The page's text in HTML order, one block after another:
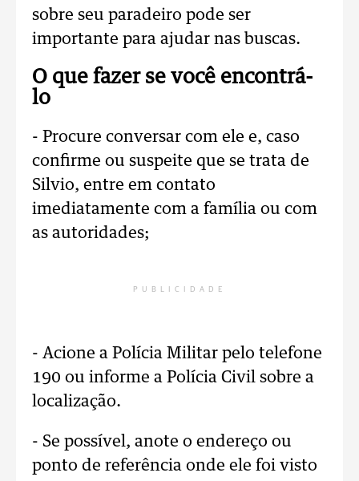
sobre seu paradeiro pode ser
importante para ajudar nas buscas.
O que fazer se você encontrá-
lo
- Procure conversar com ele e, caso
confirme ou suspeite que se trata de
Silvio, entre em contato
imediatamente com a família ou com
as autoridades;
PUBLICIDADE
- Acione a Polícia Militar pelo telefone
190 ou informe a Polícia Civil sobre a
localização.
- Se possível, anote o endereço ou
ponto de referência onde ele foi visto